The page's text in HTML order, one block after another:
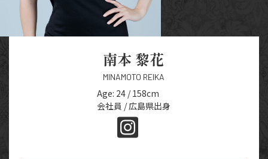
南本 黎花
MINAMOTO REIKA
Age: 24 / 158cm
会社員 / 広島県出身